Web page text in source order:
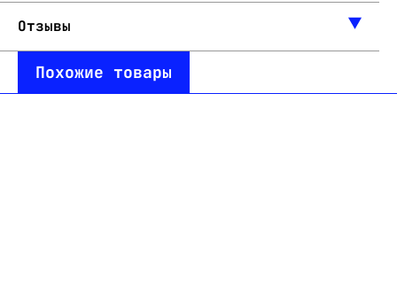
Отзывы
Похожие товары